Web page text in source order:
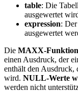
table: Die
ausgewertet
expression:
ausgewertet
Die MAXX-Funktion
einen Ausdruck, der
enthält den Ausdruck,
wird. NULL-Werte
werden nicht